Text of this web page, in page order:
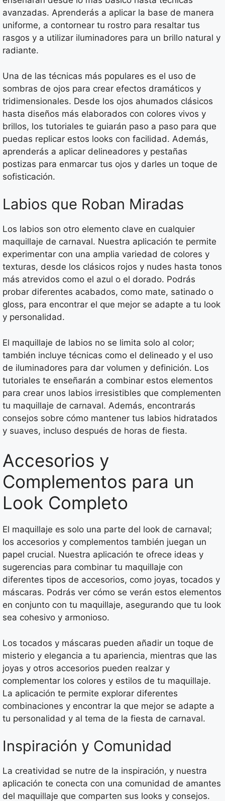
avanzadas. Aprenderás a aplicar la base de manera
uniforme, a contornear tu rostro para resaltar tus
rasgos y a utilizar iluminadores para un brillo natural y
radiante.
Una de las técnicas más populares es el uso de
sombras de ojos para crear efectos dramáticos y
tridimensionales. Desde los ojos ahumados clásicos
hasta diseños más elaborados con colores vivos y
brillos, los tutoriales te guiarán paso a paso para que
puedas replicar estos looks con facilidad. Además,
aprenderás a aplicar delineadores y pestañas
postizas para enmarcar tus ojos y darles un toque de
sofisticación.
Labios que Roban Miradas
Los labios son otro elemento clave en cualquier
maquillaje de carnaval. Nuestra aplicación te permite
experimentar con una amplia variedad de colores y
texturas, desde los clásicos rojos y nudes hasta tonos
más atrevidos como el azul o el dorado. Podrás
probar diferentes acabados, como mate, satinado o
gloss, para encontrar el que mejor se adapte a tu look
y personalidad.
El maquillaje de labios no se limita solo al color;
también incluye técnicas como el delineado y el uso
de iluminadores para dar volumen y definición. Los
tutoriales te enseñarán a combinar estos elementos
para crear unos labios irresistibles que complementen
tu maquillaje de carnaval. Además, encontrarás
consejos sobre cómo mantener tus labios hidratados
y suaves, incluso después de horas de fiesta.
Accesorios y
Complementos para un
Look Completo
El maquillaje es solo una parte del look de carnaval;
los accesorios y complementos también juegan un
papel crucial. Nuestra aplicación te ofrece ideas y
sugerencias para combinar tu maquillaje con
diferentes tipos de accesorios, como joyas, tocados y
máscaras. Podrás ver cómo se verán estos elementos
en conjunto con tu maquillaje, asegurando que tu look
sea cohesivo y armonioso.
Los tocados y máscaras pueden añadir un toque de
misterio y elegancia a tu apariencia, mientras que las
joyas y otros accesorios pueden realzar y
complementar los colores y estilos de tu maquillaje.
La aplicación te permite explorar diferentes
combinaciones y encontrar la que mejor se adapte a
tu personalidad y al tema de la fiesta de carnaval.
Inspiración y Comunidad
La creatividad se nutre de la inspiración, y nuestra
aplicación te conecta con una comunidad de amantes
del maquillaje que comparten sus looks y consejos.